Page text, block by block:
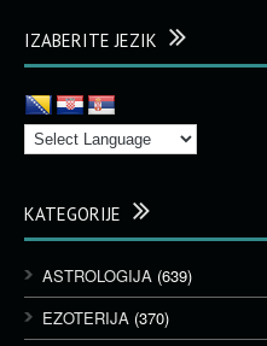
IZABERITE JEZIK
KATEGORIJE
ASTROLOGIJA (639)
EZOTERIJA (370)